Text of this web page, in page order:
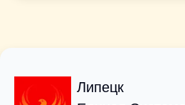
Липецк